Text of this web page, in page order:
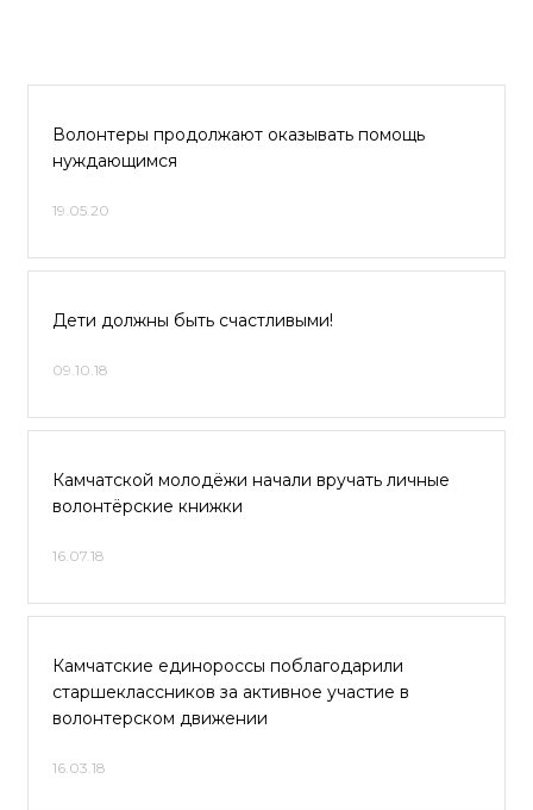
Волонтеры продолжают оказывать помощь
нуждающимся
19.05.20
Дети должны быть счастливыми!
09.10.18
Камчатской молодёжи начали вручать личные
волонтёрские книжки
16.07.18
Камчатские единороссы поблагодарили
старшеклассников за активное участие в
волонтерском движении
16.03.18